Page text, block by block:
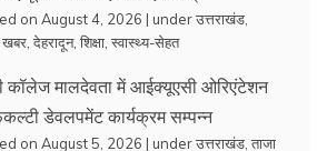
on August 4, 2026 | underउत्तराखंड
खबर देहरादून, शिक्षा स्वास्थ्य-सेहत
कॉलेज मालदेवता में आईक्यूएसी ओरिएंटेशन
डेवलपमेंट कार्यक्रम सम्पन्न
on August 5, 2026 | underउत्तराखंड ताजा